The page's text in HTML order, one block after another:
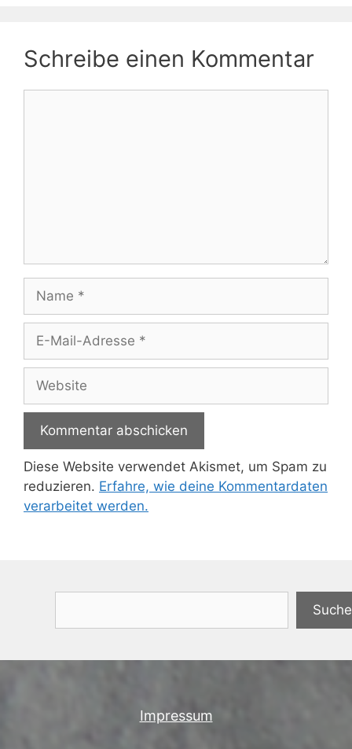
Schreibe einen Kommentar
Name
Adresse
Website
Diese Website verwendet Akismet, um Spam zu
reduzieren. Erfahre, wie deine Kommentardaten
verarbeitet werden.
Impressum